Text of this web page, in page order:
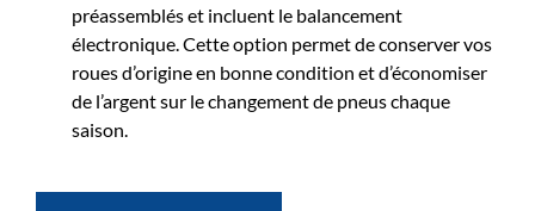
préassemblés et incluent le balancement
électronique. Cette option permet de conserver vos
roues d’origine en bonne condition et d’économiser
de l’argent sur le changement de pneus chaque
saison.